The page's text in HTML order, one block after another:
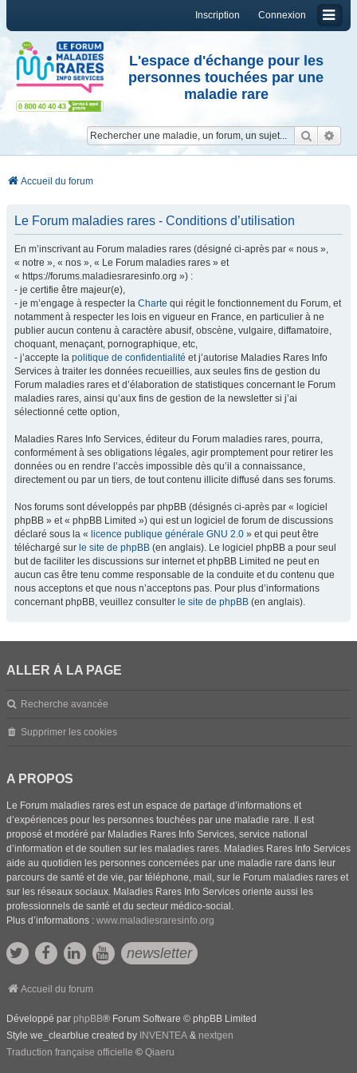
Connexion
Inscription
L'espace d'échange pour les
personnes touchées par une
maladie rare
Accueil du forum
Le Forum maladies rares - Conditions d’utilisation
En m’inscrivant au Forum maladies rares (désigné ci-après par « nous »,
« notre », « nos », « Le Forum maladies rares » et
« https://forums.maladiesraresinfo.org ») :
- je certifie être majeur(e),
- je m’engage à respecter la Charte qui régit le fonctionnement du Forum, et
notamment à respecter les lois en vigueur en France, en particulier à ne
publier aucun contenu à caractère abusif, obscène, vulgaire, diffamatoire,
choquant, menaçant, pornographique, etc,
- j’accepte la politique de confidentialité et j’autorise Maladies Rares Info
Services à traiter les données recueillies, aux seules fins de gestion du
Forum maladies rares et d’élaboration de statistiques concernant le Forum
maladies rares, ainsi qu’aux fins de gestion de la newsletter si j’ai
sélectionné cette option,
Maladies Rares Info Services, éditeur du Forum maladies rares, pourra,
conformément à ses obligations légales, agir promptement pour retirer les
données ou en rendre l’accès impossible dès qu’il a connaissance,
directement ou par un tiers, de tout contenu illicite diffusé dans ses forums.
Nos forums sont développés par phpBB (désignés ci-après par « logiciel
phpBB » et « phpBB Limited ») qui est un logiciel de forum de discussions
déclaré sous la « licence publique générale GNU 2.0 » et qui peut être
téléchargé sur le site de phpBB (en anglais). Le logiciel phpBB a pour seul
but de faciliter les discussions sur internet et phpBB Limited ne peut en
aucun cas être tenu comme responsable de la conduite et du contenu que
nous acceptons et que nous n’acceptons pas. Pour plus d’informations
concernant phpBB, veuillez consulter le site de phpBB (en anglais).
ALLER À LA PAGE
Recherche avancée
Supprimer les cookies
A PROPOS
Le Forum maladies rares est un espace de partage d’informations et
d’expériences pour les personnes touchées par une maladie rare. Il est
proposé et modéré par Maladies Rares Info Services, service national
d’information et de soutien sur les maladies rares. Maladies Rares Info Services
aide au quotidien les personnes concernées par une maladie rare dans leur
parcours de santé et de vie, par téléphone, mail, sur le Forum maladies rares et
sur les réseaux sociaux. Maladies Rares Info Services oriente aussi les
professionnels de santé et du secteur médico-social.
Plus d’informations : www.maladiesraresinfo.org
newsletter
Accueil du forum
Développé par phpBB® Forum Software © phpBB Limited
Style we_clearblue created by INVENTEA & nextgen
Traduction française officielle © Qiaeru